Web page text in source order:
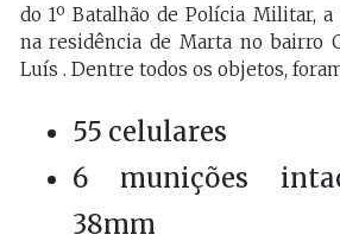
do 1º Batalhão de Polícia Militar,
na residência de Marta no bairro
Luís . Dentre todos os objetos,
55 celulares
6 munições
38mm